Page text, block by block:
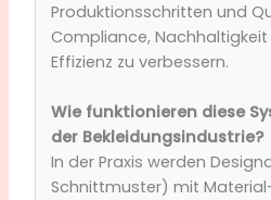
Produktionsschritten und
Compliance,
Effizienz zu verbessern.
Wie funktionieren diese
der Bekleidungsindustrie?
In der Praxis werden
Schnittmuster) mit